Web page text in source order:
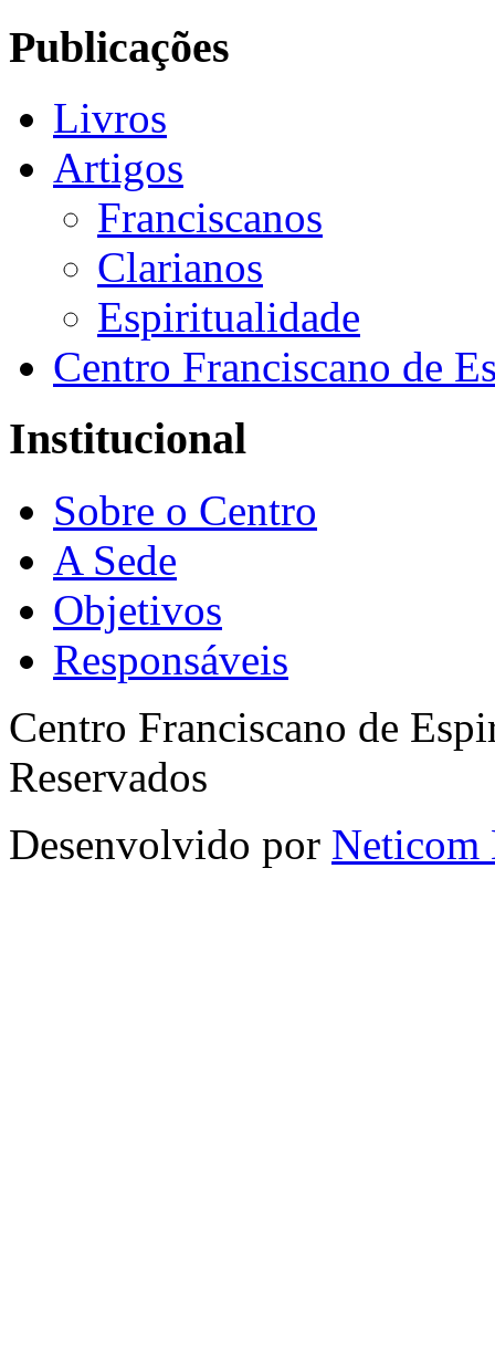
Publicações
Livros
Artigos
Franciscanos
Clarianos
Espiritualidade
Centro Franciscano de
Institucional
Sobre o Centro
A Sede
Objetivos
Responsáveis
Centro Franciscano de
Reservados
Desenvolvido por Neticom